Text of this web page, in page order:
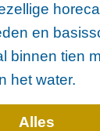
en
binnen tien
het water.
Alles